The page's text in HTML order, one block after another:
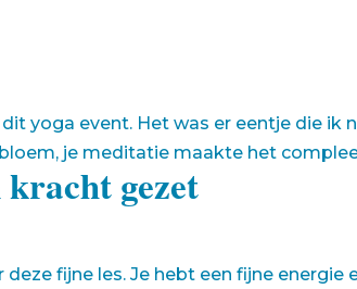
yoga event. Het was er eentje die ik
je meditatie maakte het
gezet
fijne les. Je hebt een fijne energie